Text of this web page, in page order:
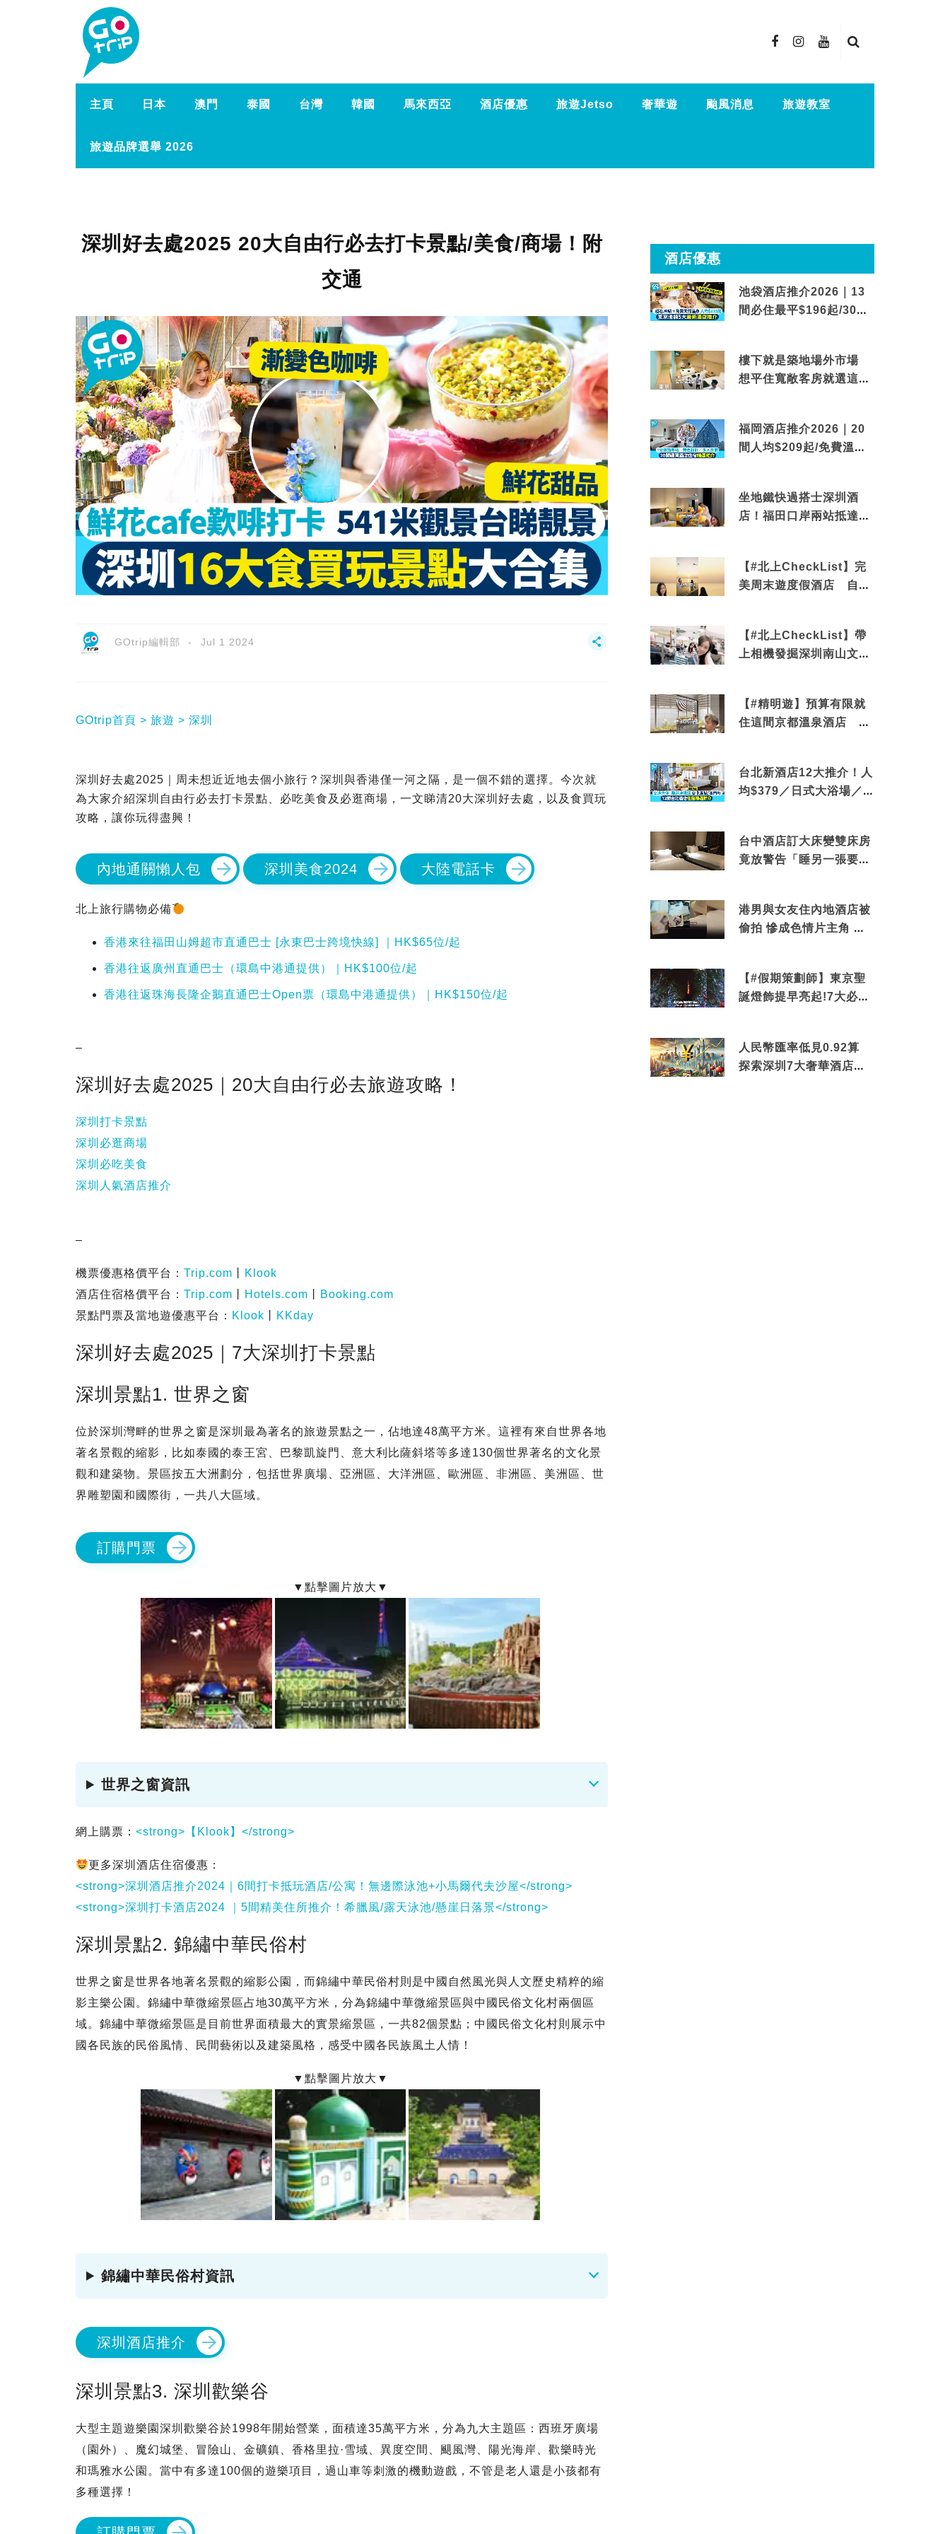
主頁 日本 澳門 泰國 台灣 韓國 馬來西亞 酒店優惠 旅遊Jetso 奢華遊 颱風消息 旅遊教室
旅遊品牌選舉 2026
深圳好去處2025 20大自由行必去打卡景點/美食/商場！附
交通
GOtrip編輯部 Jul 1 2024
GOtrip首頁 旅遊 深圳
深圳好去處2025｜周未想近近地去個小旅行？深圳與香港僅一河之隔，是一個不錯的選擇。今次就
為大家介紹深圳自由行必去打卡景點、必吃美食及必逛商場，一文睇清20大深圳好去處，以及食買玩
攻略，讓你玩得盡興！
內地通關懶人包 深圳美食2024 大陸電話卡
北上旅行購物必備
香港來往福田山姆超市直通巴士 [永東巴士跨境快線] ｜HK$65位/起
香港往返廣州直通巴士（環島中港通提供）｜HK$100位/起
香港往返珠海長隆企鵝直通巴士Open票（環島中港通提供）｜HK$150位/起
–
深圳好去處2025｜20大自由行必去旅遊攻略！
深圳打卡景點
深圳必逛商場
深圳必吃美食
深圳人氣酒店推介
–
機票優惠格價平台： Trip.com
Klook
酒店住宿格價平台： Trip.com Hotels.com
Booking.com
景點門票及當地遊優惠平台： Klook KKday
深圳好去處2025｜7大深圳打卡景點
深圳景點1. 世界之窗
位於深圳灣畔的世界之窗是深圳最為著名的旅遊景點之一，佔地達48萬平方米。這裡有來自世界各地
著名景觀的縮影，比如泰國的泰王宮、巴黎凱旋門、意大利比薩斜塔等多達130個世界著名的文化景
觀和建築物。景區按五大洲劃分，包括世界廣場、亞洲區、大洋洲區、歐洲區、非洲區、美洲區、世
界雕塑園和國際街，一共八大區域。
訂購門票
世界之窗資訊
網上購票： <strong>【Klook】</strong>
更多深圳酒店住宿優惠：
<strong>深圳酒店推介2024｜6間打卡抵玩酒店/公寓！無邊際泳池+小馬爾代夫沙屋</strong>
<strong>深圳打卡酒店2024 ｜5間精美住所推介！希臘風/露天泳池/懸崖日落景</strong>
深圳景點2. 錦繡中華民俗村
世界之窗是世界各地著名景觀的縮影公園，而錦繡中華民俗村則是中國自然風光與人文歷史精粹的縮
影主樂公園。錦繡中華微縮景區占地30萬平方米，分為錦繡中華微縮景區與中國民俗文化村兩個區
域。錦繡中華微縮景區是目前世界面積最大的實景縮景區，一共82個景點；中國民俗文化村則展示中
國各民族的民俗風情、民間藝術以及建築風格，感受中國各民族風土人情！
錦繡中華民俗村資訊
深圳酒店推介
深圳景點3. 深圳歡樂谷
大型主題遊樂園深圳歡樂谷於1998年開始營業，面積達35萬平方米，分為九大主題區：西班牙廣場
（園外）、魔幻城堡、冒險山、金礦鎮、香格里拉·雪域、異度空間、颶風灣、陽光海岸、歡樂時光
和瑪雅水公園。當中有多達100個的遊樂項目，過山車等刺激的機動遊戲，不管是老人還是小孩都有
多種選擇！
酒店優惠
池袋酒店推介2026｜13
間必住最平$196起/30秒
樓下就是築地場外市場
想平住寬敞客房就選這間
福岡酒店推介2026｜20
間人均$209起/免費溫泉/
坐地鐵快過搭士深圳酒
店！福田口岸兩站抵達
【#北上CheckList】完
美周末遊度假酒店 自帶
【#北上CheckList】帶
上相機發掘深圳南山文藝
【#精明遊】預算有限就
住這間京都溫泉酒店 車
台北新酒店12大推介！人
均$379／日式大浴場／1
台中酒店訂大床變雙床房
竟放警告「睡另一張要加
港男與女友住內地酒店被
偷拍 慘成色情片主角 鏡
【#假期策劃師】東京聖
誕燈飾提早亮起!7大必去
人民幣匯率低見0.92算
探索深圳7大奢華酒店體